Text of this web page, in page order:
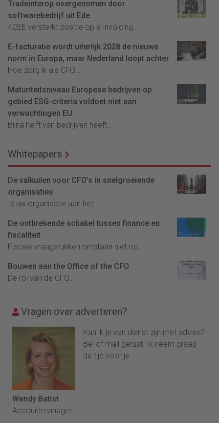
Tradeinterop overgenomen door
softwarebedrijf uit Ede
4CEE versterkt positie op e-invoicing...
E-facturatie wordt uiterlijk 2028 de nieuwe
norm in Europa, maar Nederland loopt achter
Hoe zorg ik als CFO...
Maturiteitsniveau Europese bedrijven op
gebied ESG-criteria voldoet niet aan
verwachtingen EU
Bijna helft van bedrijven heeft...
Whitepapers
De valkuilen voor CFO’s in snelgroeiende
organisaties
Is uw organisatie aan het...
De ontbrekende schakel tussen finance en
fiscaliteit
Fiscale vraagstukken ontstaan niet op...
Bouwen aan the Office of the CFO
De rol van de CFO...
Vragen over adverteren?
Kan ik je van dienst zijn met advies?
Bel of mail gerust. Ik neem graag
de tijd voor je.
Wendy Batist
Accountmanager